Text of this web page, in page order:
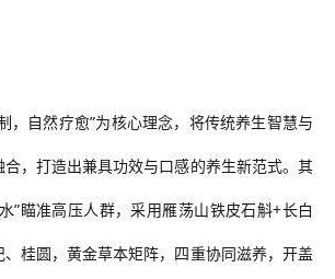
，自然疗愈”为核心理念，将传统养生智慧与
合， 打造出兼具功效与口感的养生新范式。其
”瞄准高压人群，采用雁荡山铁皮石斛+长白
、桂圆，黄金草本矩阵，四重协同滋养，开盖